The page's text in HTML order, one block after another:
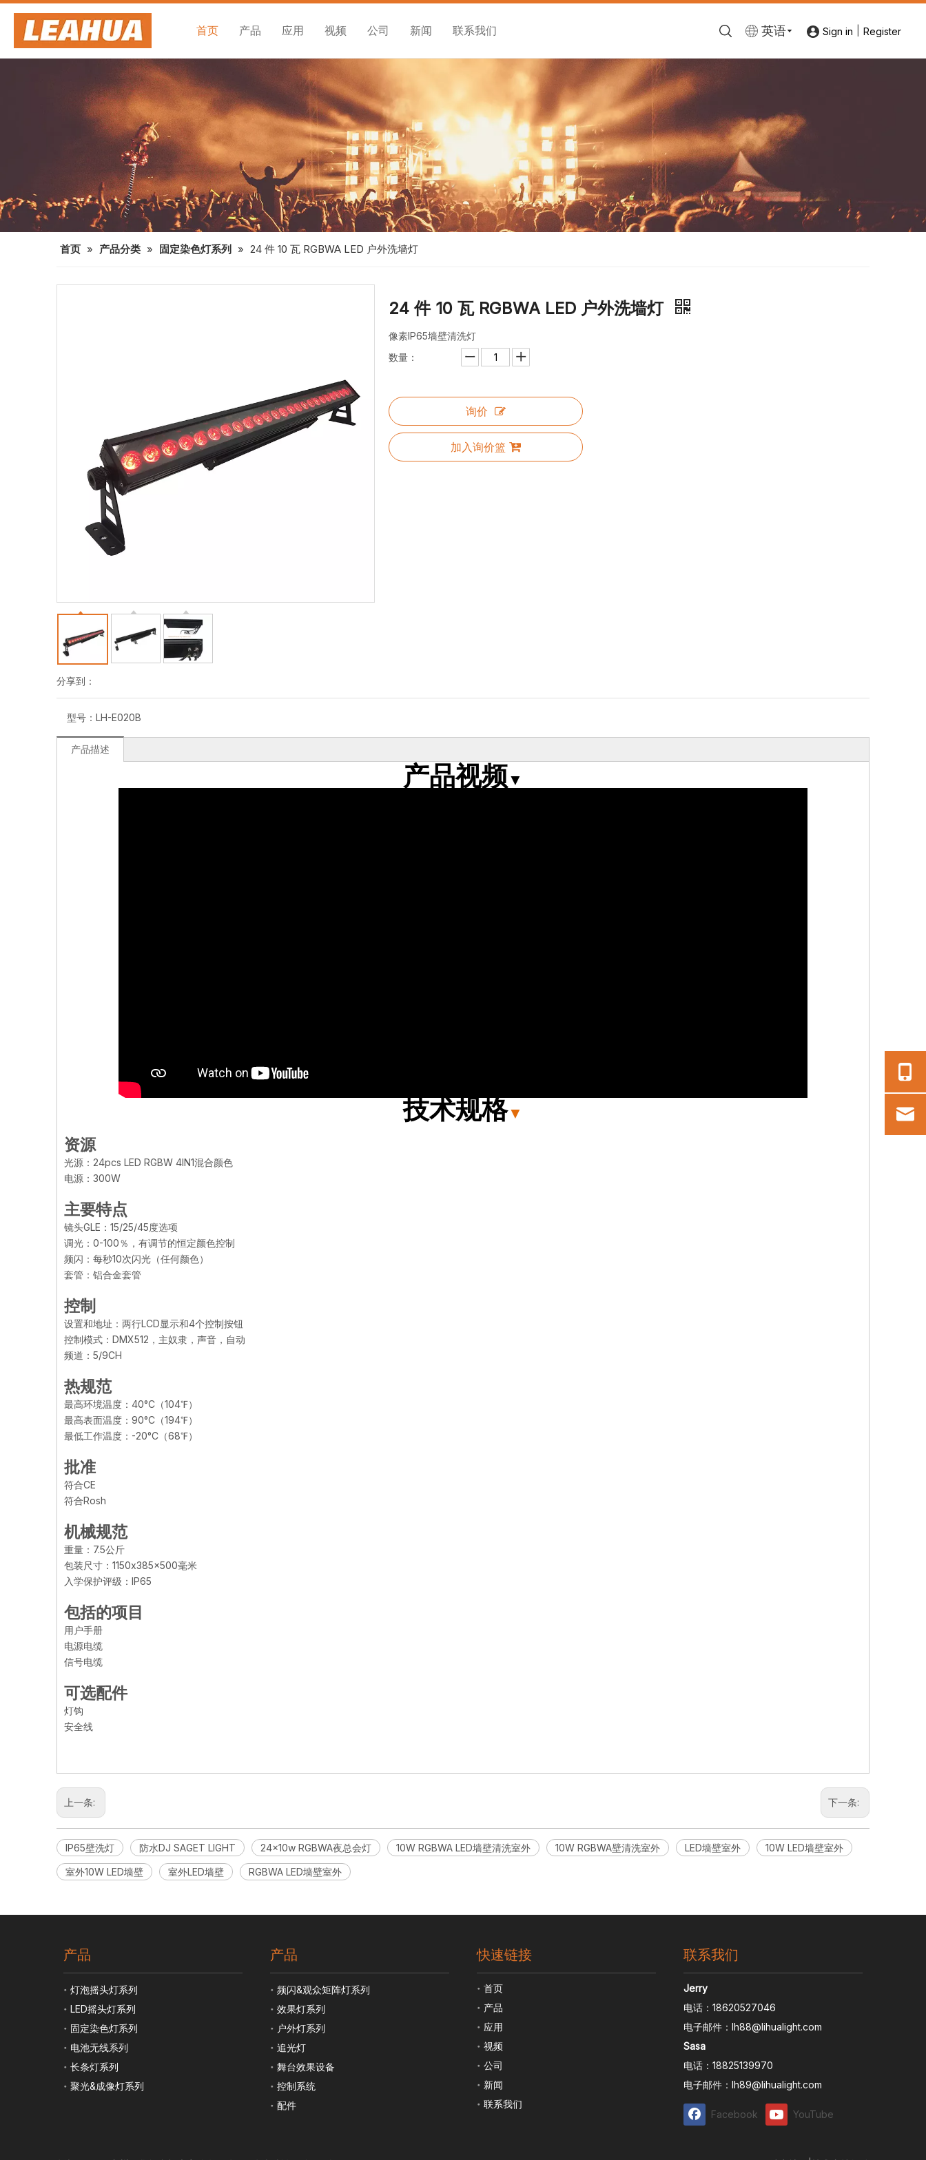
首页 产品 应用 视频 公司 新闻 联系我们 英语 Sign in Register
首页 » 产品分类 » 固定染色灯系列 » 24 件 10 瓦 RGBWA LED 户外洗墙灯
分享到：
24 件 10 瓦 RGBWA LED 户外洗墙灯
像素IP65墙壁清洗灯
数量：
询价
加入询价篮
型号： LH-E020B
产品描述
产品视频▼
技术规格▼
资源
光源：24pcs LED RGBW 4IN1混合颜色
电源：300W
主要特点
镜头GLE：15/25/45度选项
调光：0-100％，有调节的恒定颜色控制
频闪：每秒10次闪光（任何颜色）
套管：铝合金套管
控制
设置和地址：两行LCD显示和4个控制按钮
控制模式：DMX512，主奴隶，声音，自动
频道：5/9CH
热规范
最高环境温度：40°C（104℉）
最高表面温度：90°C（194℉）
最低工作温度：-20°C（68℉）
批准
符合CE
符合Rosh
机械规范
重量：7.5公斤
包装尺寸：1150x385x500毫米
入学保护评级：IP65
包括的项目
用户手册
电源电缆
信号电缆
可选配件
灯钩
安全线
上一条: 下一条:
IP65壁洗灯 防水DJ SAGET LIGHT 24x10w RGBWA夜总会灯 10W RGBWA LED墙壁清洗室外 10W RGBWA壁清洗室外 LED墙壁室外 10W LED墙壁室外
室外10W LED墙壁 室外LED墙壁 RGBWA LED墙壁室外
产品
灯泡摇头灯系列
LED摇头灯系列
固定染色灯系列
电池无线系列
长条灯系列
聚光&成像灯系列
产品
频闪&观众矩阵灯系列
效果灯系列
户外灯系列
追光灯
舞台效果设备
控制系统
配件
快速链接
首页
产品
应用
视频
公司
新闻
联系我们
联系我们
Jerry
电话：18620527046
电子邮件： lh88@lihualight.com
Sasa
电话：18825139970
电子邮件： lh89@lihualight.com
Facebook YouTube